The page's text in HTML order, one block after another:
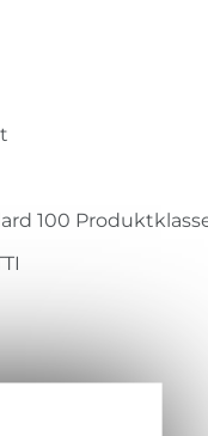
100